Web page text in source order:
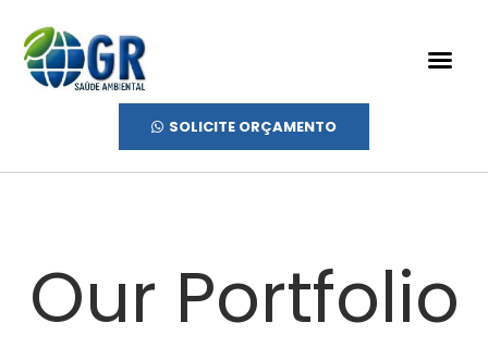
SOLICITE ORÇAMENTO
Our Portfolio